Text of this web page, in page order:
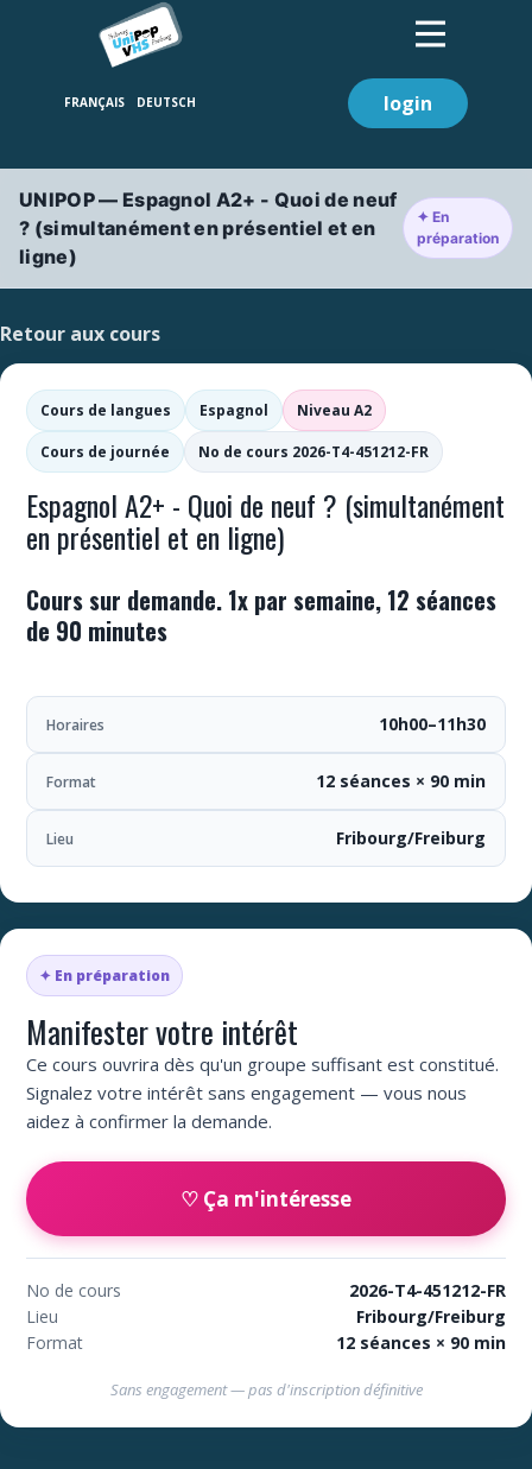
login
UNIPOP — Espagnol A2+ - Quoi de neuf
? (simultanément en présentiel et en
ligne)
✦ En
préparation
Retour aux cours
Cours de langues Espagnol Niveau A2
Cours de journée No de cours 2026-T4-451212-FR
Espagnol A2+ - Quoi de neuf ? (simultanément
en présentiel et en ligne)
Cours sur demande. 1x par semaine, 12 séances
de 90 minutes
Horaires 10h00–11h30
Format 12 séances × 90 min
Lieu Fribourg/Freiburg
✦ En préparation
Manifester votre intérêt
Ce cours ouvrira dès qu'un groupe suffisant est constitué.
Signalez votre intérêt sans engagement — vous nous
aidez à confirmer la demande.
♡ Ça m'intéresse
No de cours
2026-T4-451212-FR
Lieu
Fribourg/Freiburg
Format
12 séances × 90 min
Sans engagement — pas d'inscription définitive